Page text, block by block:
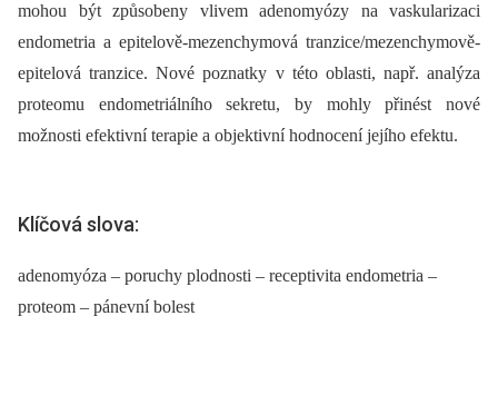
mohou být způsobeny vlivem adenomyózy na vaskularizaci
endometria a epitelově-mezenchymová tranzice/mezenchymově-
epitelová tranzice. Nové poznatky v této oblasti, např. analýza
proteomu endometriálního sekretu, by mohly přinést nové
možnosti efektivní terapie a objektivní hodnocení jejího efektu.
Klíčová slova:
adenomyóza – poruchy plodnosti – receptivita endometria –
proteom – pánevní bolest